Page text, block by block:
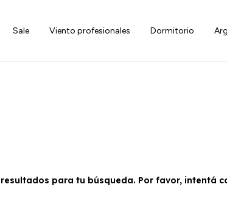
Sale Viento profesionales Dormitorio
para tu búsqueda. Por favor, intentá